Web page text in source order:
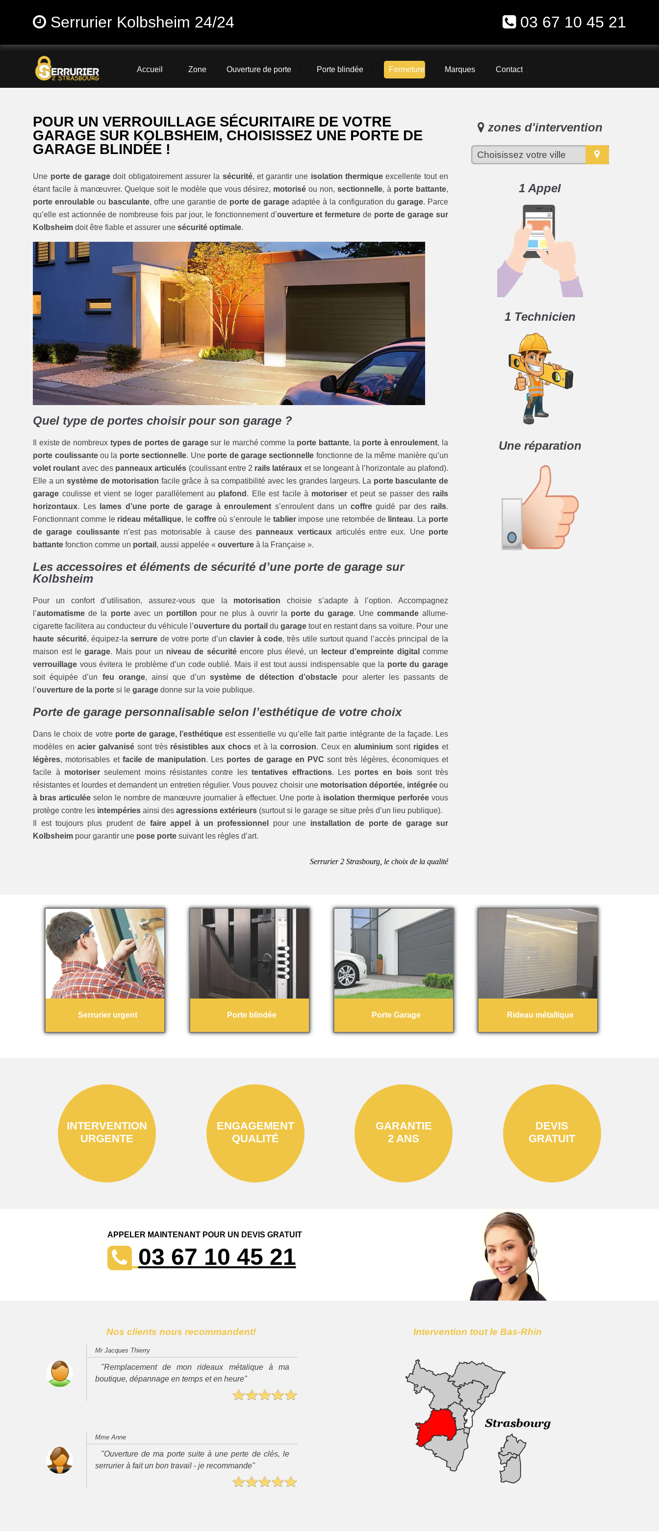
Serrurier Kolbsheim 24/24 03 67 10 45 21
Accueil Zone Ouverture de porte Porte blindée Fermeture Marques Contact
POUR UN VERROUILLAGE SÉCURITAIRE DE VOTRE
GARAGE SUR KOLBSHEIM, CHOISISSEZ UNE PORTE DE
GARAGE BLINDÉE !
Une porte de garage doit obligatoirement assurer la sécurité, et garantir une isolation thermique excellente tout en
étant facile à manœuvrer. Quelque soit le modèle que vous désirez, motorisé ou non,sectionnelle, à porte battante,
porte enroulable ou basculante, offre une garantie de porte de garage adaptée à la configuration du garage. Parce
qu’elle est actionnée de nombreuse fois par jour, le fonctionnement d’ouverture et fermeture de porte de garage sur
Kolbsheim doit être fiable et assurer unesécurité optimale.
Quel type de portes choisir pour son garage ?
Il existe de nombreux types de portes de garagesur le marché comme la porte battante, la porte à enroulement, la
porte coulissanteou la porte sectionnelle. Une porte de garage sectionnelle fonctionne de la même manière qu’un
volet roulant avec des panneaux articulés (coulissant entre 2 rails latéraux et se longeant à l’horizontale au plafond).
Elle a un système de motorisation facile grâce à sa compatibilité avec les grandes largeurs. La porte basculante de
garage coulisse et vient se loger parallèlement au plafond . Elle est facile à motoriser et peut se passer des rails
horizontaux. Les lames d’une porte de garage à enroulement s’enroulent dans un coffre guidé par des rails.
Fonctionnant comme le rideau métallique, le coffreoù s’enroule le tablierimpose une retombée de linteau. La porte
de garage coulissanten’est pas motorisable à cause des panneaux verticauxarticulés entre eux. Une porte
battante fonction comme un portail , aussi appelée «ouverture à la Française ».
Les accessoires et éléments de sécurité d’une porte de garage sur
Kolbsheim
Pour un confort d’utilisation, assurez-vous que la motorisation choisie s’adapte à l’option. Accompagnez
l’automatisme de la porteavec un portillon pour ne plus à ouvrir la porte du garage. Une commandeallume-
cigarette facilitera au conducteur du véhicule l’ouverture du portail du garagetout en restant dans sa voiture. Pour une
haute sécurité, équipez-laserrure de votre porte d’unclavier à code, très utile surtout quand l’accès principal de la
maison est legarage. Mais pour un niveau de sécuritéencore plus élevé, un lecteur d’empreinte digital comme
verrouillage vous évitera le problème d’un code oublié. Mais il est tout aussi indispensable que la porte du garage
soit équipée d’un feu orange, ainsi que d’unsystème de détection d’obstacle pour alerter les passants de
l’ouverture de la porte si legarage donne sur la voie publique.
Porte de garage personnalisable selon l’esthétique de votre choix
Dans le choix de votre porte de garage, l’esthétiqueest essentielle vu qu’elle fait partie intégrante de la façade. Les
modèles en acier galvanisésont très résistibles aux chocs et à la corrosion. Ceux enaluminium sont rigides et
légères, motorisables et facile de manipulation. Les portes de garage en PVC sont très légères, économiques et
facile à motoriserseulement moins résistantes contre lestentatives effractions. Les portes en bois sont très
résistantes et lourdes et demandent un entretien régulier. Vous pouvez choisir une motorisation déportée, intégréeou
à bras articuléeselon le nombre de manœuvre journalier à effectuer. Une porte à isolation thermique perforée vous
protège contre les intempéries ainsi desagressions extérieurs (surtout si le garage se situe près d’un lieu publique).
Il est toujours plus prudent de faire appel à un professionnel pour une installation de porte de garage sur
Kolbsheim pour garantir une pose porte suivant les règles d’art.
Serrurier 2 Strasbourg, le choix de la qualité
zones d'intervention
1 Appel
1 Technicien
Une réparation
Serrurier urgent Porte blindée Porte Garage Rideau métallique
INTERVENTION
URGENTE
ENGAGEMENT
QUALITÉ
GARANTIE
2 ANS
DEVIS
GRATUIT
APPELER MAINTENANT POUR UN DEVIS GRATUIT
03 67 10 45 21
Nos clients nous recommandent!
Mr Jacques Thierry
"Remplacement de mon rideaux métalique à ma
boutique, dépannage en temps et en heure"
Mme Anne
"Ouverture de ma porte suite à une perte de clés, le
serrurier à fait un bon travail - je recommande"
Intervention tout le Bas-Rhin